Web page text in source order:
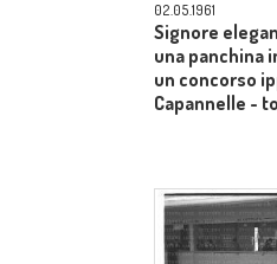
02.05.1961
Signore
una panchina
un concorso
Capannelle -